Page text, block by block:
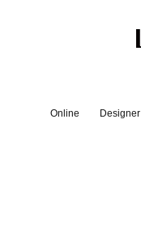
Online Designer